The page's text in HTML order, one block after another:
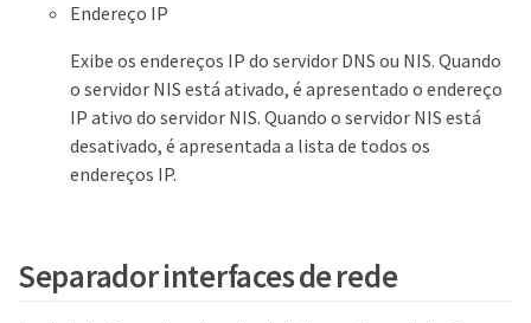
Endereço IP
Exibe os endereços IP do servidor DNS ou NIS. Quando
o servidor NIS está ativado, é apresentado o endereço
IP ativo do servidor NIS. Quando o servidor NIS está
desativado, é apresentada a lista de todos os
endereços IP.
Separador interfaces de rede